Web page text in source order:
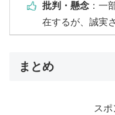
批判・懸念：一
在するが、誠実
まとめ
スポ